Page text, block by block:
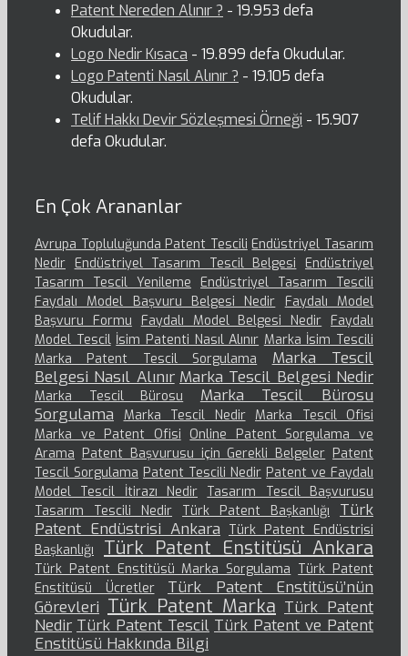
Patent Nereden Alınır ? - 19.953 defa
Okudular.
Logo Nedir Kısaca - 19.899 defa Okudular.
Logo Patenti Nasıl Alınır ? - 19.105 defa
Okudular.
Telif Hakkı Devir Sözleşmesi Örneği - 15.907
defa Okudular.
En Çok Arananlar
Avrupa Topluluğunda Patent Tescili Endüstriyel Tasarım
Nedir Endüstriyel Tasarım Tescil Belgesi
Endüstriyel
Tasarım Tescil Yenileme
Endüstriyel Tasarım Tescili
Faydalı Model Başvuru Belgesi Nedir
Faydalı Model
Başvuru Formu
Faydalı Model Belgesi Nedir Faydalı
Model Tescil İsim Patenti Nasıl Alınır Marka İsim Tescili
Marka Patent Tescil Sorgulama
Marka Tescil
Belgesi Nasıl Alınır Marka Tescil Belgesi Nedir
Marka Tescil Bürosu
Marka Tescil Bürosu
Sorgulama
Marka Tescil Nedir Marka Tescil Ofisi
Marka ve Patent Ofisi Online Patent Sorgulama ve
Arama Patent Başvurusu için Gerekli Belgeler Patent
Tescil Sorgulama Patent Tescili Nedir Patent ve Faydalı
Model Tescil İtirazı Nedir Tasarım Tescil Başvurusu
Tasarım Tescili Nedir
Türk Patent Başkanlığı
Türk
Patent Endüstrisi Ankara Türk Patent Endüstrisi
Başkanlığı
Türk Patent Enstitüsü Ankara
Türk Patent Enstitüsü Marka Sorgulama Türk Patent
Enstitüsü Ücretler
Türk Patent Enstitüsü’nün
Görevleri Türk Patent Marka Türk Patent
Nedir Türk Patent Tescil Türk Patent ve Patent
Enstitüsü Hakkında Bilgi